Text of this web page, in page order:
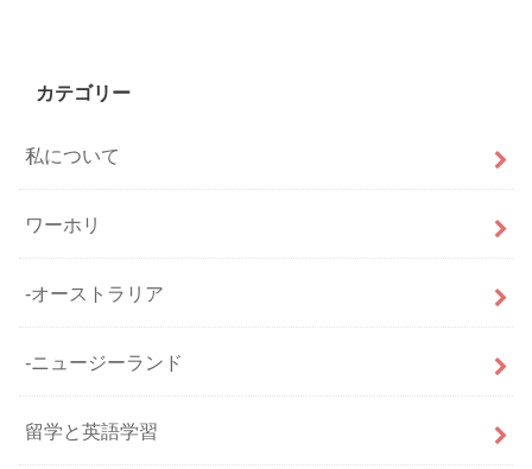
カテゴリー
私について
ワーホリ
-オーストラリア
-ニュージーランド
留学と英語学習